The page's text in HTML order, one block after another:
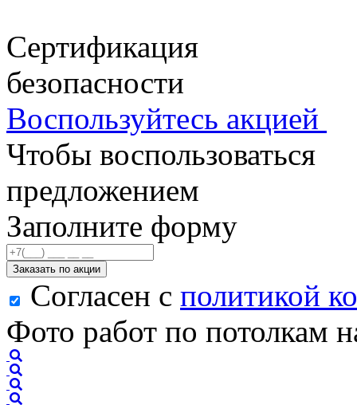
Сертификация
безопасности
Воспользуйтесь акцией
Чтобы воспользоваться
предложением
Заполните форму
Заказать по акции
Согласен с политикой
Фото работ по потолкам